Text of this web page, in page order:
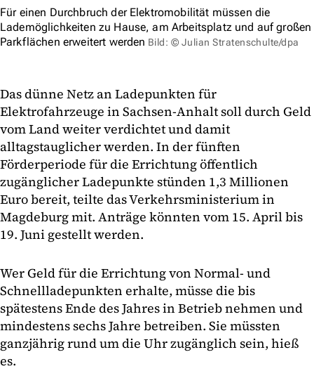
Für einen Durchbruch der Elektromobilität müssen die
Lademöglichkeiten zu Hause, am Arbeitsplatz und auf großen
Parkflächen erweitert werden Bild: © Julian Stratenschulte/dpa
Das dünne Netz an Ladepunkten für
Elektrofahrzeuge in Sachsen-Anhalt soll durch Geld
vom Land weiter verdichtet und damit
alltagstauglicher werden. In der fünften
Förderperiode für die Errichtung öffentlich
zugänglicher Ladepunkte stünden 1,3 Millionen
Euro bereit, teilte das Verkehrsministerium in
Magdeburg mit. Anträge könnten vom 15. April bis
19. Juni gestellt werden.
Wer Geld für die Errichtung von Normal- und
Schnellladepunkten erhalte, müsse die bis
spätestens Ende des Jahres in Betrieb nehmen und
mindestens sechs Jahre betreiben. Sie müssten
ganzjährig rund um die Uhr zugänglich sein, hieß
es.